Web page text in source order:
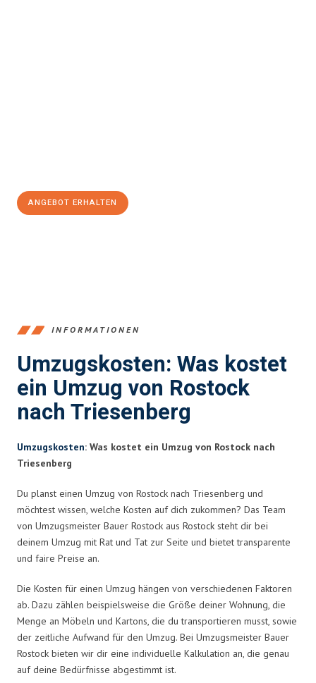
ANGEBOT ERHALTEN
INFORMATIONEN
Umzugskosten: Was kostet
ein Umzug von Rostock
nach Triesenberg
Umzugskosten: Was kostet ein Umzug von Rostock nach
Triesenberg
Du planst einen Umzug von Rostock nach Triesenberg und
möchtest wissen, welche Kosten auf dich zukommen? Das Team
von Umzugsmeister Bauer Rostock aus Rostock steht dir bei
deinem Umzug mit Rat und Tat zur Seite und bietet transparente
und faire Preise an.
Die Kosten für einen Umzug hängen von verschiedenen Faktoren
ab. Dazu zählen beispielsweise die Größe deiner Wohnung, die
Menge an Möbeln und Kartons, die du transportieren musst, sowie
der zeitliche Aufwand für den Umzug. Bei Umzugsmeister Bauer
Rostock bieten wir dir eine individuelle Kalkulation an, die genau
auf deine Bedürfnisse abgestimmt ist.